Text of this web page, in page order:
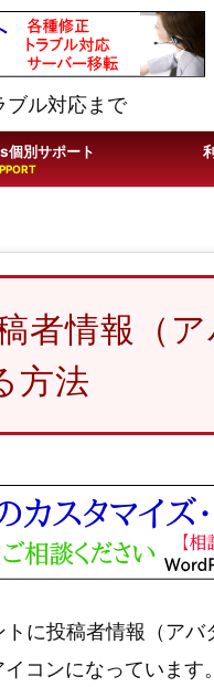
ブル対応まで
別サポート
者情報（
方法
に投稿者情報（ア
コンになっています。